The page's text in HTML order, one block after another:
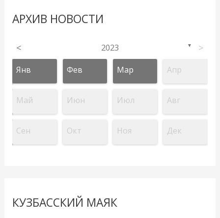
АРХИВ НОВОСТИ
< 2023 ▼ >
Янв Фев Мар Апр
Май Июн Июл Авг
Сен Окт Ноя Дек
КУЗБАССКИЙ МАЯК